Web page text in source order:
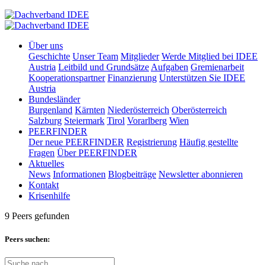
Über uns
Geschichte Unser Team Mitglieder Werde Mitglied bei IDEE
Austria Leitbild und Grundsätze Aufgaben Gremienarbeit
Kooperationspartner Finanzierung Unterstützen Sie IDEE
Austria
Bundesländer
Burgenland Kärnten Niederösterreich Oberösterreich
Salzburg Steiermark Tirol Vorarlberg Wien
PEERFINDER
Der neue PEERFINDER Registrierung Häufig gestellte
Fragen Über PEERFINDER
Aktuelles
News Informationen Blogbeiträge Newsletter abonnieren
Kontakt
Krisenhilfe
9 Peers gefunden
Peers suchen: